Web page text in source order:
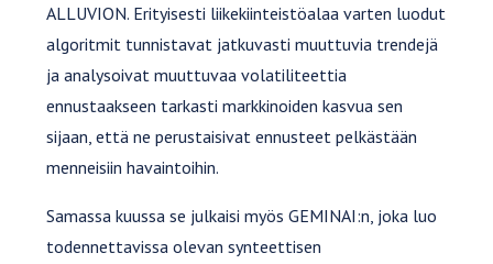
ALLUVION. Erityisesti liikekiinteistöalaa varten luodut
algoritmit tunnistavat jatkuvasti muuttuvia trendejä
ja analysoivat muuttuvaa volatiliteettia
ennustaakseen tarkasti markkinoiden kasvua sen
sijaan, että ne perustaisivat ennusteet pelkästään
menneisiin havaintoihin.
Samassa kuussa se julkaisi myös GEMINAI:n, joka luo
todennettavissa olevan synteettisen